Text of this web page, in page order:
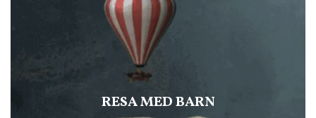
RESA MED BARN